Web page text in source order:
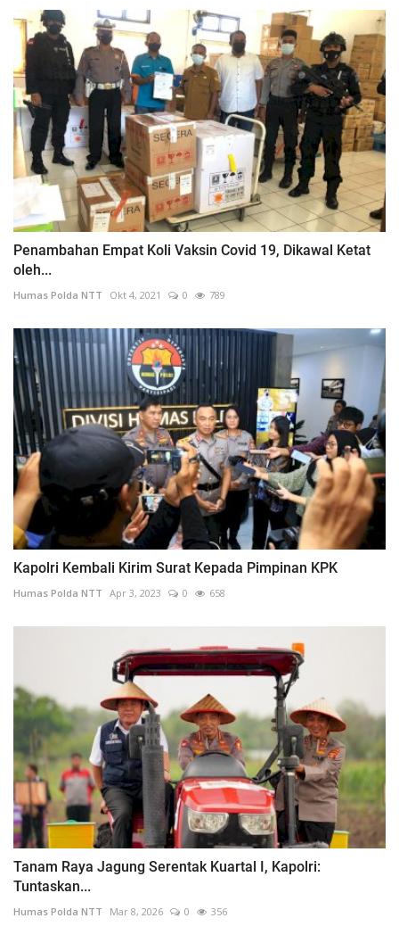
Penambahan Empat Koli Vaksin Covid 19, Dikawal Ketat
oleh...
Humas Polda NTT Okt 4, 2021 0 789
Kapolri Kembali Kirim Surat Kepada Pimpinan KPK
Humas Polda NTT Apr 3, 2023 0 658
Tanam Raya Jagung Serentak Kuartal I, Kapolri:
Tuntaskan...
Humas Polda NTT Mar 8, 2026 0 356